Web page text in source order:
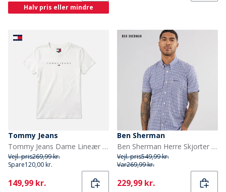
Halv pris eller mindre
Tommy Jeans
Tommy Jeans Dame Lineær T-shirt Ecru
Vejl. pris269,99 kr.
Spare120,00 kr.
Current
149,99 kr.
Ben Sherman
Ben Sherman Herre Skjorter med korte ærmer Mørk Blå
Vejl. pris549,99 kr.
Var269,99 kr.
Current
229,99 kr.